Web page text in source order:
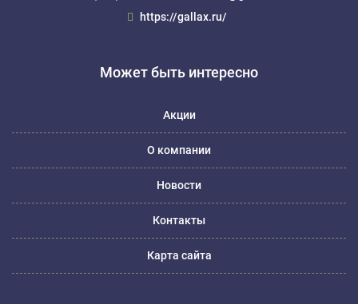
https://gallax.ru/
Может быть интересно
Акции
О компании
Новости
Контакты
Карта сайта